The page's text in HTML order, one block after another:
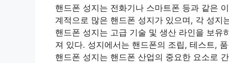
핸드폰 성지는 전화기나 스마트폰 등과 같은
계적으로 많은 핸드폰 성지가 있으며, 각 성지
핸드폰 성지는 고급 기술 및 생산 라인을 보유
져 있다. 성지에서는 핸드폰의 조립, 테스트,
핸드폰 성지는 핸드폰 산업의 중요한 요소로